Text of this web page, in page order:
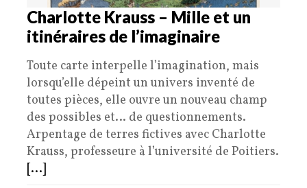
Charlotte Krauss – Mille et un
itinéraires de l’imaginaire
Toute carte interpelle l’imagination, mais
lorsqu’elle dépeint un univers inventé de
toutes pièces, elle ouvre un nouveau champ
des possibles et… de questionnements.
Arpentage de terres fictives avec Charlotte
Krauss, professeure à l’université de Poitiers.
[...]